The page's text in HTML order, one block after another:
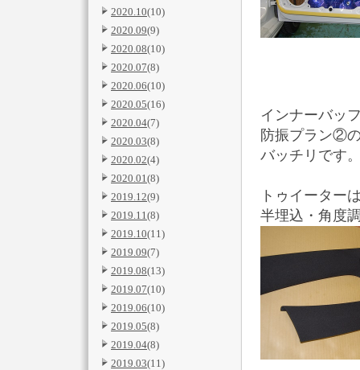
2020.10(10)
2020.09(9)
2020.08(10)
2020.07(8)
2020.06(10)
2020.05(16)
2020.04(7)
2020.03(8)
2020.02(4)
2020.01(8)
2019.12(9)
2019.11(8)
2019.10(11)
2019.09(7)
2019.08(13)
2019.07(10)
2019.06(10)
2019.05(8)
2019.04(8)
2019.03(11)
インナーバッ
防振プラン②
バッチリです
トゥイーター
半埋込・角度